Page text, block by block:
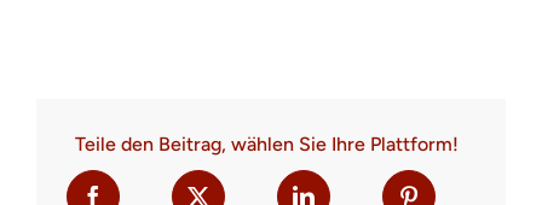
Teile den Beitrag, wählen Sie Ihre Plattform!